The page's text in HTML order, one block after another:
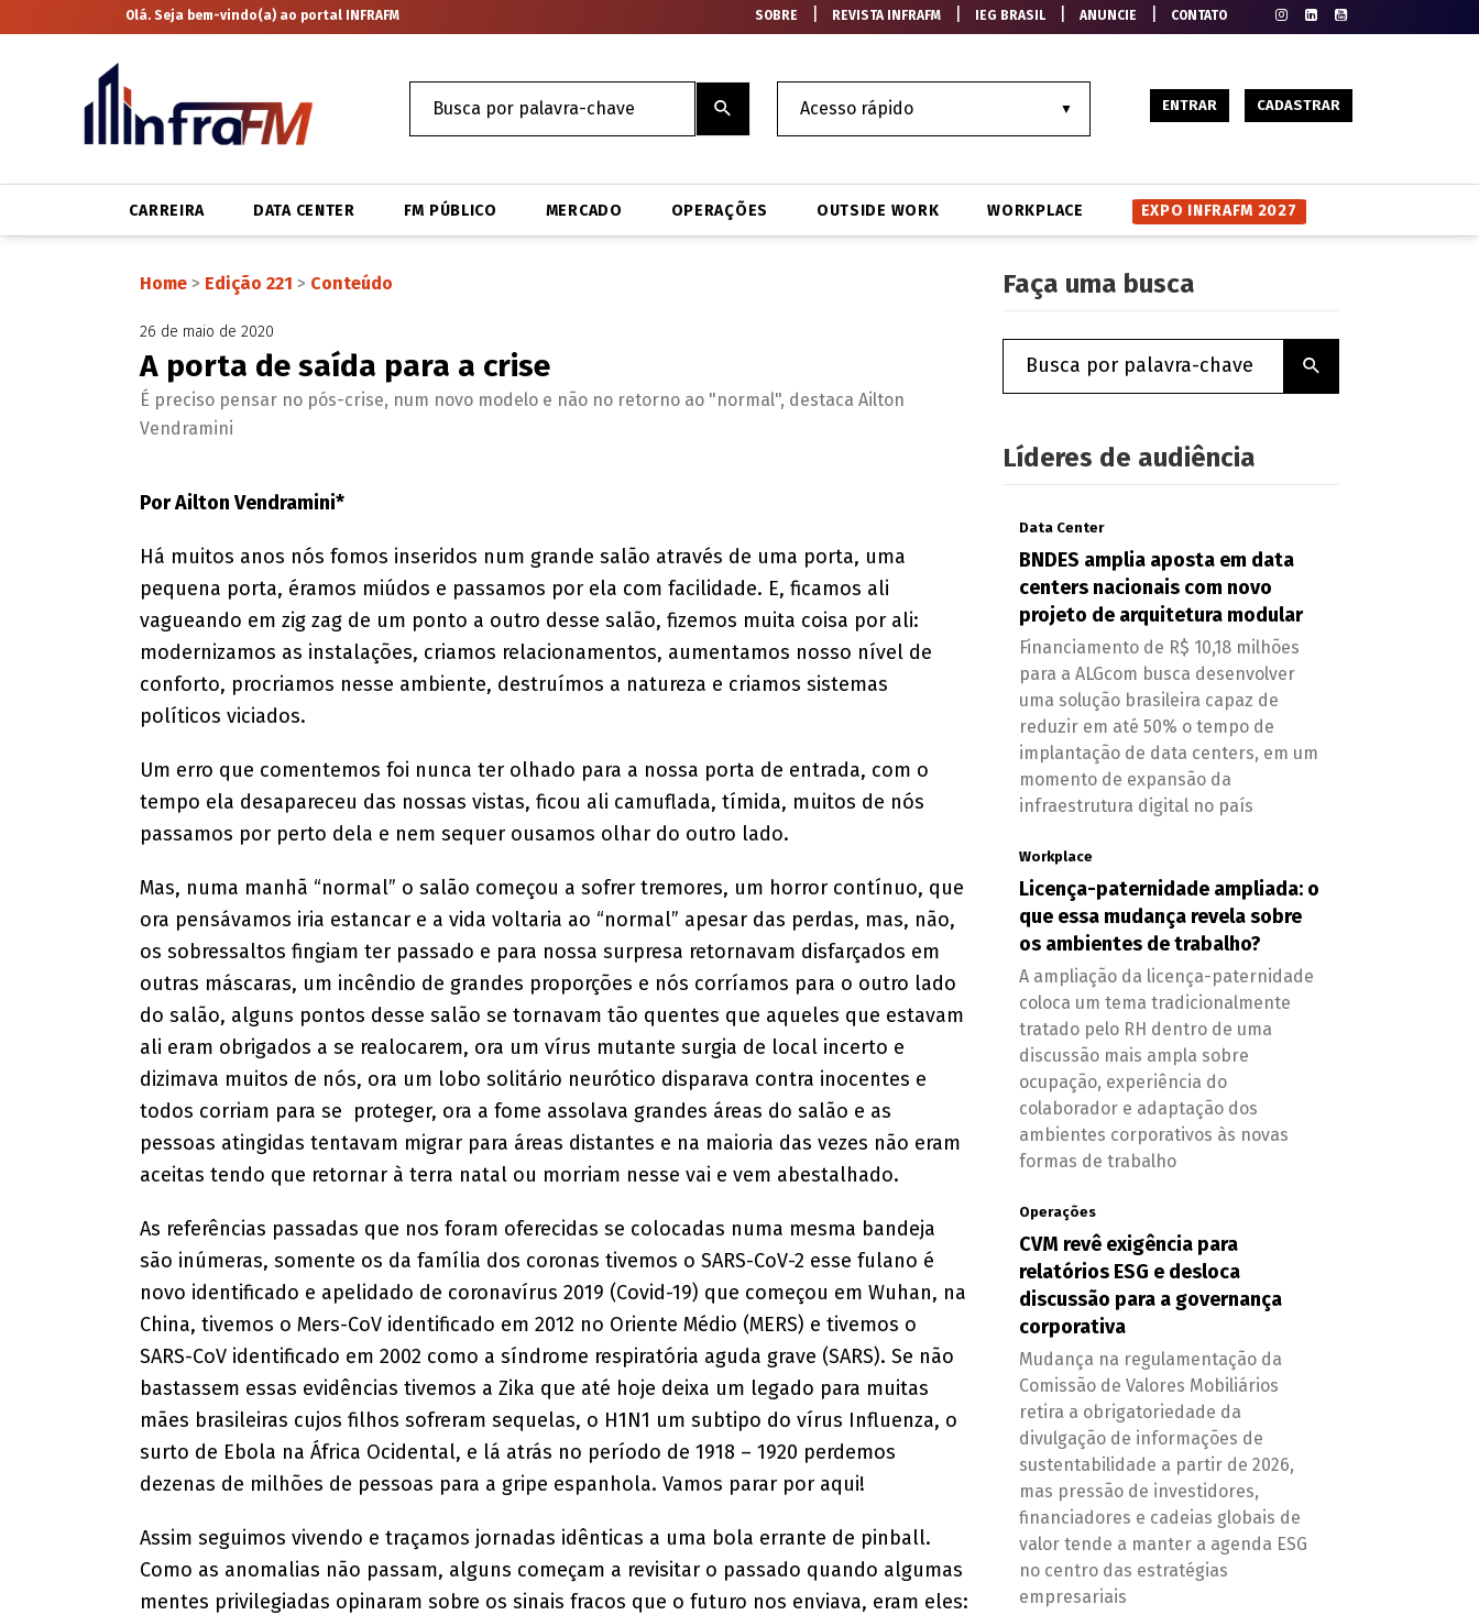
Olá. Seja bem-vindo(a) ao portal INFRAFM SOBRE REVISTA INFRAFM IEG BRASIL|ANUNCIE CONTATO
ENTRAR CADASTRAR
CARREIRA DATA CENTER FM PÚBLICO MERCADO OPERAÇÕES OUTSIDE WORK WORKPLACE EXPO INFRAFM 2027
Home> Edição 221 > Conteúdo
26 de maio de 2020
A porta de saída para a crise
É preciso pensar no pós-crise, num novo modelo e não no retorno ao "normal", destaca Ailton
Vendramini
Por ​Ailton Vendramini*
Há muitos anos nós fomos inseridos num grande salão através de uma porta, uma
pequena porta, éramos miúdos e passamos por ela com facilidade. E, ficamos ali
vagueando em zig zag de um ponto a outro desse salão, fizemos muita coisa por ali:
modernizamos as instalações, criamos relacionamentos, aumentamos nosso nível de
conforto, procriamos nesse ambiente, destruímos a natureza e criamos sistemas
políticos viciados.
Um erro que comentemos foi nunca ter olhado para a nossa porta de entrada, com o
tempo ela desapareceu das nossas vistas, ficou ali camuflada, tímida, muitos de nós
passamos por perto dela e nem sequer ousamos olhar do outro lado.
Mas, numa manhã “normal” o salão começou a sofrer tremores, um horror contínuo, que
ora pensávamos iria estancar e a vida voltaria ao “normal” apesar das perdas, mas, não,
os sobressaltos fingiam ter passado e para nossa surpresa retornavam disfarçados em
outras máscaras, um incêndio de grandes proporções e nós corríamos para o outro lado
do salão, alguns pontos desse salão se tornavam tão quentes que aqueles que estavam
ali eram obrigados a se realocarem, ora um vírus mutante surgia de local incerto e
dizimava muitos de nós, ora um lobo solitário neurótico disparava contra inocentes e
todos corriam para se proteger, ora a fome assolava grandes áreas do salão e as
pessoas atingidas tentavam migrar para áreas distantes e na maioria das vezes não eram
aceitas tendo que retornar à terra natal ou morriam nesse vai e vem abestalhado.
As referências passadas que nos foram oferecidas se colocadas numa mesma bandeja
são inúmeras, somente os da família dos coronas tivemos o SARS-CoV-2 esse fulano é
novo identificado e apelidado de coronavírus 2019 (Covid-19) que começou em Wuhan, na
China, tivemos o Mers-CoV identificado em 2012 no Oriente Médio (MERS) e tivemos o
SARS-CoV identificado em 2002 como a síndrome respiratória aguda grave (SARS). Se não
bastassem essas evidências tivemos a Zika que até hoje deixa um legado para muitas
mães brasileiras cujos filhos sofreram sequelas, o H1N1 um subtipo do vírus Influenza, o
surto de Ebola na África Ocidental, e lá atrás no período de 1918 – 1920 perdemos
dezenas de milhões de pessoas para a gripe espanhola. Vamos parar por aqui!
Assim seguimos vivendo e traçamos jornadas idênticas a uma bola errante de pinball.
Como as anomalias não passam, alguns começam a revisitar o passado quando algumas
mentes privilegiadas opinaram sobre os sinais fracos que o futuro nos enviava, eram eles:
Faça uma busca
Líderes de audiência
Data Center
BNDES amplia aposta em data
centers nacionais com novo
projeto de arquitetura modular
Financiamento de R$ 10,18 milhões
para a ALGcom busca desenvolver
uma solução brasileira capaz de
reduzir em até 50% o tempo de
implantação de data centers, em um
momento de expansão da
infraestrutura digital no país
Workplace
Licença-paternidade ampliada: o
que essa mudança revela sobre
os ambientes de trabalho?
A ampliação da licença-paternidade
coloca um tema tradicionalmente
tratado pelo RH dentro de uma
discussão mais ampla sobre
ocupação, experiência do
colaborador e adaptação dos
ambientes corporativos às novas
formas de trabalho
Operações
CVM revê exigência para
relatórios ESG e desloca
discussão para a governança
corporativa
Mudança na regulamentação da
Comissão de Valores Mobiliários
retira a obrigatoriedade da
divulgação de informações de
sustentabilidade a partir de 2026,
mas pressão de investidores,
financiadores e cadeias globais de
valor tende a manter a agenda ESG
no centro das estratégias
empresariais